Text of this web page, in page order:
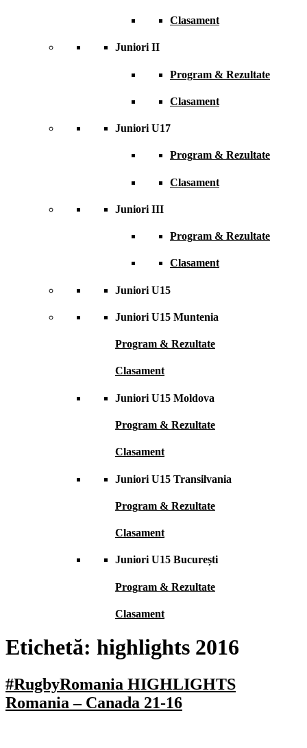
Clasament
Juniori II
Program & Rezultate
Clasament
Juniori U17
Program & Rezultate
Clasament
Juniori III
Program & Rezultate
Clasament
Juniori U15
Juniori U15 Muntenia
Program & Rezultate
Clasament
Juniori U15 Moldova
Program & Rezultate
Clasament
Juniori U15 Transilvania
Program & Rezultate
Clasament
Juniori U15 București
Program & Rezultate
Clasament
Etichetă: highlights 2016
#RugbyRomania HIGHLIGHTS
Romania – Canada 21-16